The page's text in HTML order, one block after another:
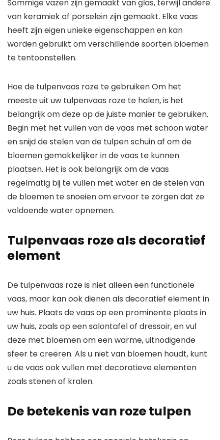
Sommige vazen zijn gemaakt van glas, terwijl andere
van keramiek of porselein zijn gemaakt. Elke vaas
heeft zijn eigen unieke eigenschappen en kan
worden gebruikt om verschillende soorten bloemen
te tentoonstellen.
Hoe de tulpenvaas roze te gebruiken Om het
meeste uit uw tulpenvaas roze te halen, is het
belangrijk om deze op de juiste manier te gebruiken.
Begin met het vullen van de vaas met schoon water
en snijd de stelen van de tulpen schuin af om de
bloemen gemakkelijker in de vaas te kunnen
plaatsen. Het is ook belangrijk om de vaas
regelmatig bij te vullen met water en de stelen van
de bloemen te snoeien om ervoor te zorgen dat ze
voldoende water opnemen.
Tulpenvaas roze als decoratief
element
De tulpenvaas roze is niet alleen een functionele
vaas, maar kan ook dienen als decoratief element in
uw huis. Plaats de vaas op een prominente plaats in
uw huis, zoals op een salontafel of dressoir, en vul
deze met bloemen om een warme, uitnodigende
sfeer te creëren. Als u niet van bloemen houdt, kunt
u de vaas ook vullen met decoratieve elementen
zoals stenen of kralen.
De betekenis van roze tulpen